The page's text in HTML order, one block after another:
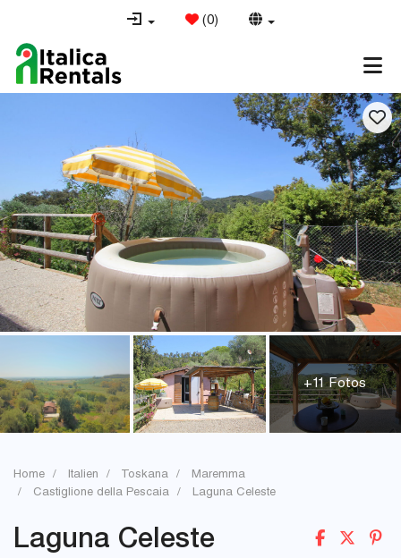
(0)
+11 Fotos
Home Italien Toskana
Maremma
Castiglione della Pescaia
Laguna Celeste
Laguna Celeste